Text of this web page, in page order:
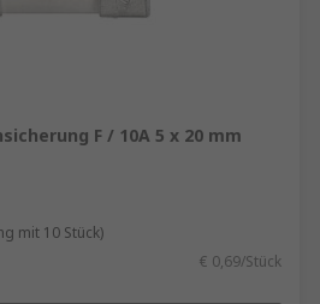
F / 10A 5 x 20 mm
mit 10 Stück)
€ 0,69/Stück